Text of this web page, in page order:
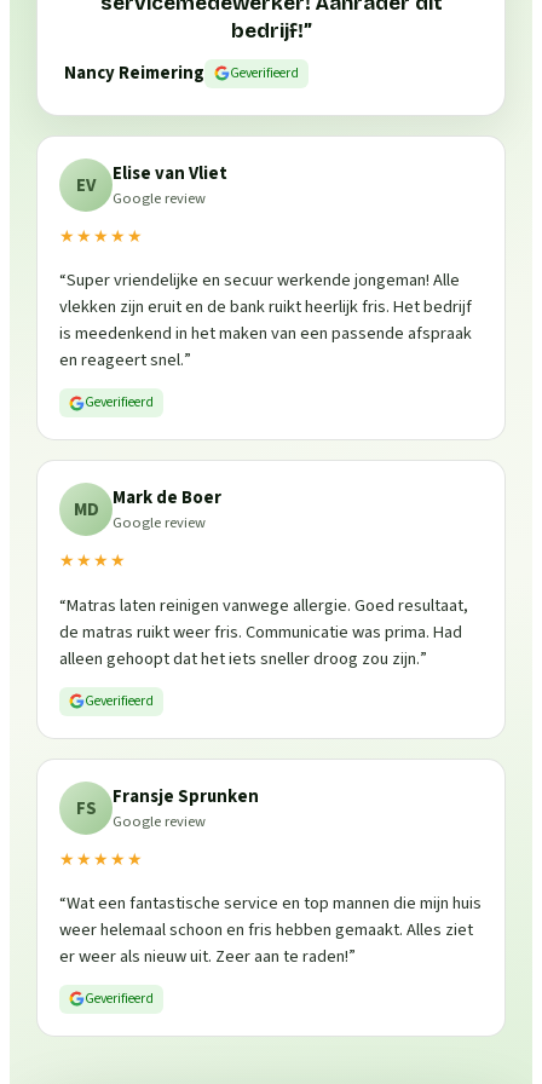
bedrijf!”
Nancy Reimering
Geverifieerd
EV Elise van Vliet
Google review
★★★★★
“Super vriendelijke en secuur werkende jongeman! Alle
vlekken zijn eruit en de bank ruikt heerlijk fris. Het bedrijf
is meedenkend in het maken van een passende afspraak
en reageert snel.”
Geverifieerd
MD Mark de Boer
Google review
★★★★
“Matras laten reinigen vanwege allergie. Goed resultaat,
de matras ruikt weer fris. Communicatie was prima. Had
alleen gehoopt dat het iets sneller droog zou zijn.”
Geverifieerd
FS Fransje Sprunken
Google review
★★★★★
“Wat een fantastische service en top mannen die mijn huis
weer helemaal schoon en fris hebben gemaakt. Alles ziet
er weer als nieuw uit. Zeer aan te raden!”
Geverifieerd